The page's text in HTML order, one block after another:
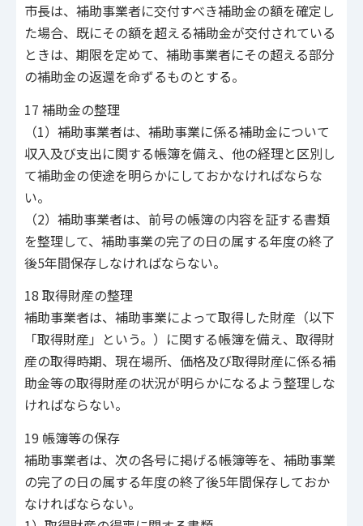
市長は、補助事業者に交付すべき補助金の額を確定し
た場合、既にその額を超える補助金が交付されている
ときは、期限を定めて、補助事業者にその超える部分
の補助金の返還を命ずるものとする。
17 補助金の整理
（1）補助事業者は、補助事業に係る補助金について
収入及び支出に関する帳簿を備え、他の経理と区別し
て補助金の使途を明らかにしておかなければならな
い。
（2）補助事業者は、前号の帳簿の内容を証する書類
を整理して、補助事業の完了の日の属する年度の終了
後5年間保存しなければならない。
18 取得財産の整理
補助事業者は、補助事業によって取得した財産（以下
「取得財産」という。）に関する帳簿を備え、取得財
産の取得時期、現在場所、価格及び取得財産に係る補
助金等の取得財産の状況が明らかになるよう整理しな
ければならない。
19 帳簿等の保存
補助事業者は、次の各号に掲げる帳簿等を、補助事業
の完了の日の属する年度の終了後5年間保存しておか
なければならない。